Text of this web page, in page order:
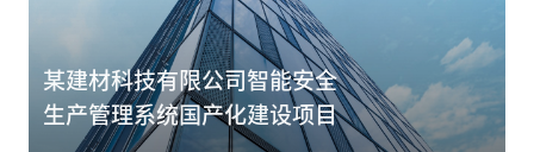
某建材科技有限公司智能安全
生产管理系统国产化建设项目